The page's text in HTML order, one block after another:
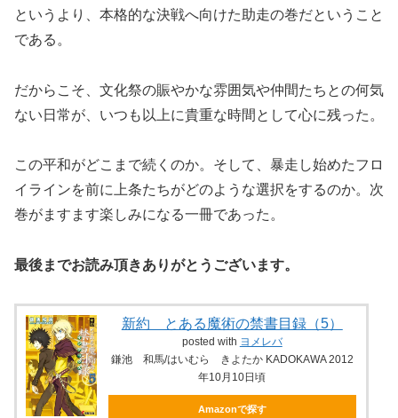
というより、本格的な決戦へ向けた助走の巻だということ
である。
だからこそ、文化祭の賑やかな雰囲気や仲間たちとの何気
ない日常が、いつも以上に貴重な時間として心に残った。
この平和がどこまで続くのか。そして、暴走し始めたフロ
イラインを前に上条たちがどのような選択をするのか。次
巻がますます楽しみになる一冊であった。
最後までお読み頂きありがとうございます。
新約 とある魔術の禁書目録（5）
posted with ヨメレバ
鎌池 和馬/はいむら きよたか KADOKAWA 2012
年10月10日頃
Amazonで探す